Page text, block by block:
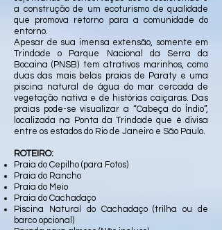
a construção de um ecoturismo de qualidade
que promova retorno para a comunidade do
entorno.
Apesar de sua imensa extensão, somente em
Trindade o Parque Nacional da Serra da
Bocaina (PNSB) tem atrativos marinhos, como
duas das mais belas praias de Paraty e uma
piscina natural de água do mar cercada de
vegetação nativa e de histórias caiçaras. Das
praias pode-se visualizar a “Cabeça do Índio”,
localizada na Ponta da Trindade que é divisa
entre os estados do Rio de Janeiro e São Paulo.
ROTEIRO:
Praia do Cepilho (para Fotos)
Praia do Rancho
Praia do Meio
Praia do Cachadaço
Piscina Natural do Cachadaço (trilha ou de
barco opcional)